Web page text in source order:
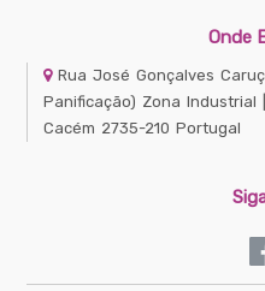
Onde
Rua José Gonçalves
Panificação) Zona Industrial
Cacém 2735-210 Portugal